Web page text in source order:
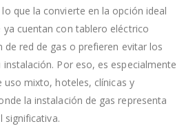
lo que la convierte en la opción ideal
ya cuentan con tablero eléctrico
red de gas o prefieren evitar los
Por eso, es especialmente
uso mixto, hoteles, clínicas y
la instalación de gas representa
significativa.